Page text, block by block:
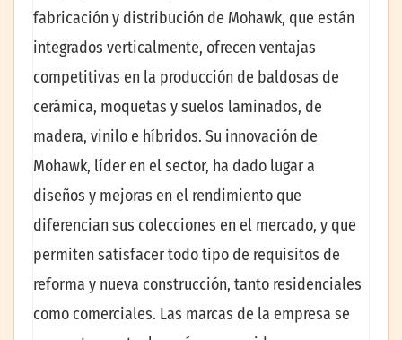
fabricación y distribución de Mohawk, que están
integrados verticalmente, ofrecen ventajas
competitivas en la producción de baldosas de
cerámica, moquetas y suelos laminados, de
madera, vinilo e híbridos. Su innovación de
Mohawk, líder en el sector, ha dado lugar a
diseños y mejoras en el rendimiento que
diferencian sus colecciones en el mercado, y que
permiten satisfacer todo tipo de requisitos de
reforma y nueva construcción, tanto residenciales
como comerciales. Las marcas de la empresa se